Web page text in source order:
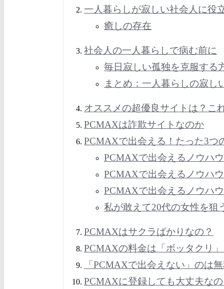
一人暮らしが寂しい社会人に役
癒しの存在
社会人の一人暮らしで病む前に
毎日寂しい孤独を克服する
まとめ：一人暮らしの寂し
オススメの超優良サイトは？こ
PCMAXは詐欺サイトなのか
PCMAXで出会える！たった3つ
PCMAXで出会えるノウハ
PCMAXで出会えるノウハ
PCMAXで出会えるノウハ
私が敢えて20代の女性を狙
PCMAXはサクラばかりなの？
PCMAXの料金は「ボッタクリ
「PCMAXで出会えない」のは
PCMAXに登録しても大丈夫な